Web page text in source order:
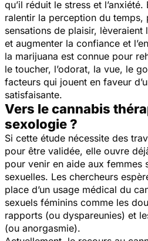
qu’il réduit le stress et
ralentir la perception du temps,
sensations de plaisir, lèveraient
et augmenter la confiance et
la marijuana est connue pour
le toucher, l’odorat, la vue, le
facteurs qui jouent en faveur
satisfaisante.
Vers le cannabis
sexologie ?
Si cette étude nécessite des
pour être validée, elle ouvre
pour venir en aide aux
sexuelles. Les chercheurs
place d’un usage médical du
sexuels féminins comme les
rapports (ou dyspareunies) et
(ou anorgasmie).